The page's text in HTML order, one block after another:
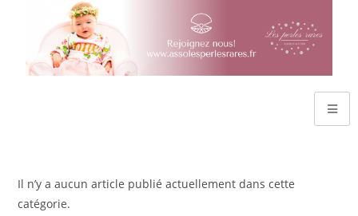
Il n’y a aucun article publié actuellement dans cette
catégorie.